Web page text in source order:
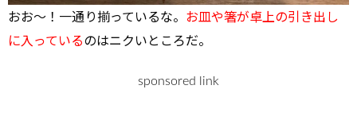
おお～！一通り揃っているな。 お皿や箸が卓上の引き出し
に入っているのはニクいところだ。
sponsored link